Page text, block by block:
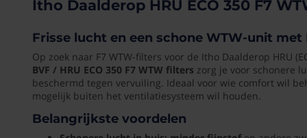
350
WTW
Filters
Frisse
lucht
en
Per
EAN
(G)
400
Itho Daalderop HRU ECO 350 F7
Frisse lucht en een schone WTW-unit
Op zoek naar F7 WTW-filters voor de Itho Daalderop HRU
BVF / HRU ECO 350 F7 WTW filters zorg je voor schonere
beschermd tegen vervuiling. Ideaal voor wie comfort wil
mogelijk buiten het ventilatiesysteem wil houden.
Belangrijkste voordelen